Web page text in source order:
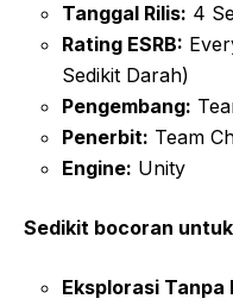
Tanggal Rilis: 4
Rating ESRB:
Sedikit Darah)
Pengembang:
Penerbit: Team
Engine: Unity
Sedikit bocoran
Eksplorasi Tanpa